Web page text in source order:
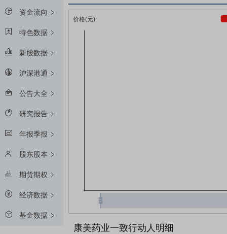
资金流向
特色数据
新股数据
沪深港通
公告大全
研究报告
年报季报
股东股本
期货期权
经济数据
基金数据
康美药业一致行动人明细